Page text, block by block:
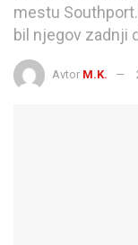
mestu
bil njegov zadnji
Avtor M.K.